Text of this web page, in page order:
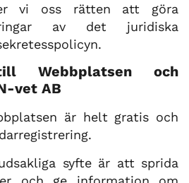
vi oss rätten att göra
av det juridiska
Webbplatsen och
vet AB
är helt gratis och
syfte är att sprida